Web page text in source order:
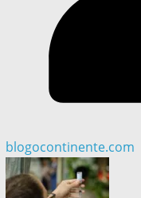
blogocontinente.com